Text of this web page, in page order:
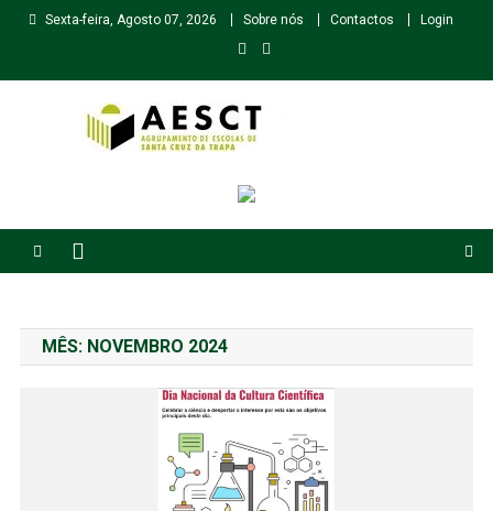
Sexta-feira, Agosto 07, 2026 Sobre nós Contactos Login
MÊS: NOVEMBRO 2024